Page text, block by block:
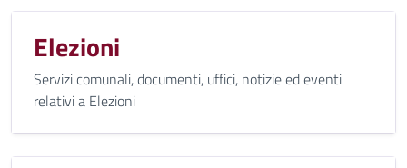
Elezioni
Servizi comunali, documenti, uffici, notizie ed eventi
relativi a Elezioni